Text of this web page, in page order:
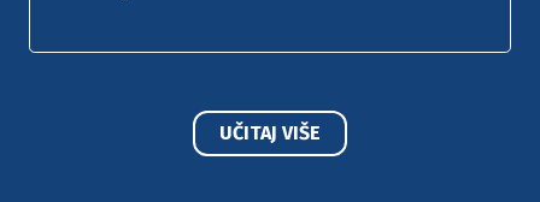
UČITAJ VIŠE